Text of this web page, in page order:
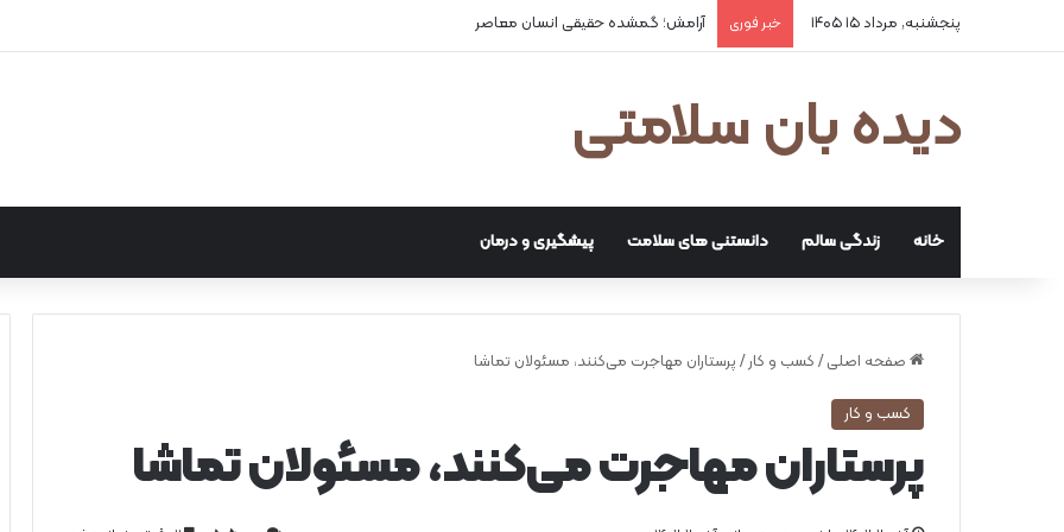
پنجشنبه, مرداد ۱۵ ۱۴۰۵ خبر فوری آرامش؛ گمشده حقیقی انسان معاصر
دیده بان سلامتی
خانه زندگی سالم دانستنی های سلامت پیشگیری و درمان
صفحه اصلی / کسب و کار/ پرستاران مهاجرت می‌کنند، مسئولان تماشا
کسب و کار
پرستاران مهاجرت می‌کنند، مسئولان تماشا